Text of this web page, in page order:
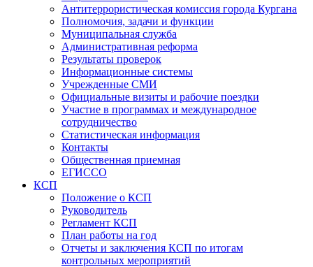
Антитеррористическая комиссия города Кургана
Полномочия, задачи и функции
Муниципальная служба
Административная реформа
Результаты проверок
Информационные системы
Учрежденные СМИ
Официальные визиты и рабочие поездки
Участие в программах и международное
сотрудничество
Статистическая информация
Контакты
Общественная приемная
ЕГИССО
КСП
Положение о КСП
Руководитель
Регламент КСП
План работы на год
Отчеты и заключения КСП по итогам
контрольных мероприятий